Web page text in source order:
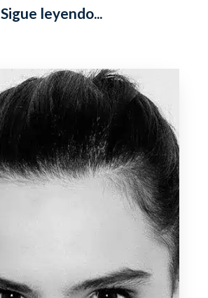
Sigue leyendo...